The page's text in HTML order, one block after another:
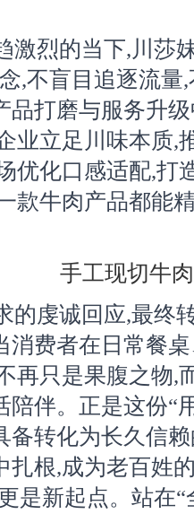
激烈的当下,川莎
,不盲目追逐流量
品打磨与服务升
业立足川味本质,
优化口感适配,打
款牛肉产品都能
的虔诚回应,最终
消费者在日常餐
再只是果腹之物,
陪伴。正是这份“
备转化为长久信
扎根,成为老百姓
是新起点。站在